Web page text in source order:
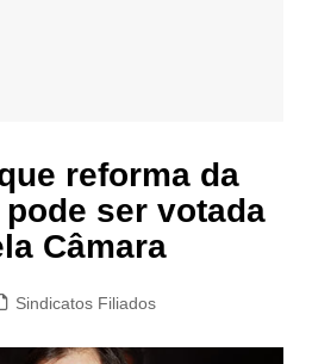
reforma da
ser votada
Câmara
Sindicatos Filiados